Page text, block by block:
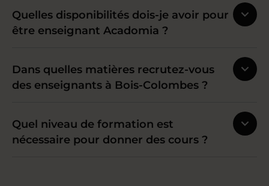
Quelles disponibilités dois-je avoir pour
être enseignant Acadomia ?
Dans quelles matières recrutez-vous
des enseignants à Bois-Colombes ?
Quel niveau de formation est
nécessaire pour donner des cours ?